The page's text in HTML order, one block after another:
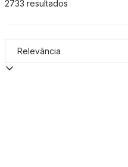
2733 resultados